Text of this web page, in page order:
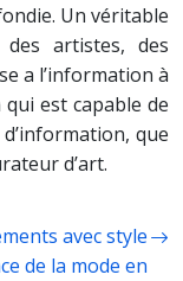
Un véritable
des artistes, des
a l’information à
est capable de
que
d’art.
avec style
de la mode en